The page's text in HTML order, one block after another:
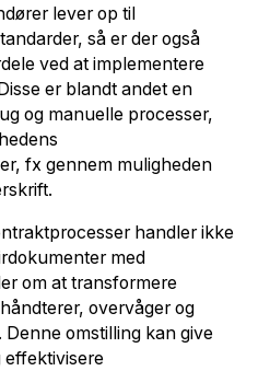
lever op til
så er der også
ved at implementere
er blandt andet en
og manuelle processer,
fx gennem muligheden
handler ikke
med
om at transformere
overvåger og
omstilling kan give